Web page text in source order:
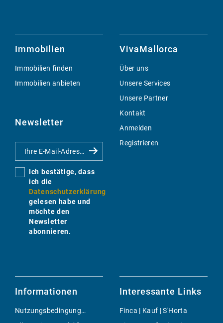
Immobilien
Immobilien finden
Immobilien anbieten
Newsletter
Ich bestätige, dass
ich die
Datenschutzerklärung
gelesen habe und
möchte den
Newsletter
abonnieren.
VivaMallorca
Über uns
Unsere Services
Unsere Partner
Kontakt
Anmelden
Registrieren
Informationen
Nutzungsbedingungen
Interessante Links
Finca | Kauf | S'Horta